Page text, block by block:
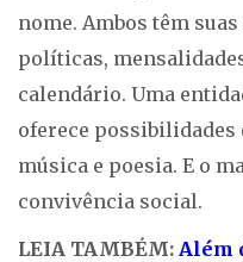
nome. Ambos têm
políticas,
calendário. Uma
oferece possibilidades
música e poesia. E o
convivência social.
LEIA TAMBÉM: Além